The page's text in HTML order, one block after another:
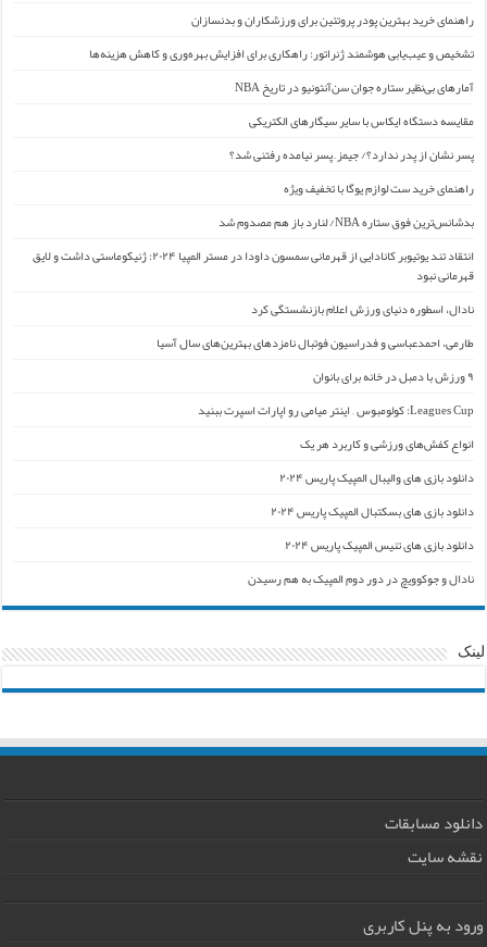
راهنمای خرید بهترین پودر پروتئین برای ورزشکاران و بدنسازان
تشخیص و عیب‌یابی هوشمند ژنراتور: راهکاری برای افزایش بهره‌وری و کاهش هزینه‌ها
آمارهای بی‌نظیر ستاره جوان سن‌آنتونیو در تاریخ NBA
مقایسه دستگاه ایکاس با سایر سیگارهای الکتریکی
پسر نشان از پدر ندارد؟/ جیمز ِ پسر نیامده رفتنی شد؟
راهنمای خرید ست لوازم یوگا با تخفیف ویژه
بدشانس‌ترین فوق ستاره NBA/ لنارد باز هم مصدوم شد
انتقاد تند یوتیوبر کانادایی از قهرمانی سمسون داودا در مستر المپیا ۲۰۲۴: ژنیکوماستی داشت و لایق
قهرمانی نبود
نادال، اسطوره دنیای ورزش اعلام بازنشستگی کرد
طارمی، احمدعباسی و فدراسیون فوتبال نامزدهای بهترین‌های سال آسیا
۹ ورزش با دمبل در خانه برای بانوان
Leagues Cup: کولومبوس – اینتر میامی رو اپارات اسپرت ببنید
انواع کفش‌های ورزشی و کاربرد هر یک
دانلود بازی های والیبال المپیک پاریس ۲۰۲۴
دانلود بازی های بسکتبال المپیک پاریس ۲۰۲۴
دانلود بازی های تنیس المپیک پاریس ۲۰۲۴
نادال و جوکوویچ در دور دوم المپیک به هم رسیدن
لینک
دانلود مسابقات
نقشه سایت
ورود به پنل کاربری